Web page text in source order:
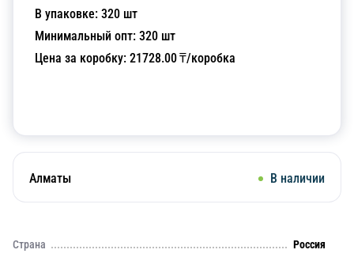
В упаковке: 320 шт
Минимальный опт: 320 шт
Цена за коробку: 21728.00₸/коробка
Алматы В наличии
Страна
Россия